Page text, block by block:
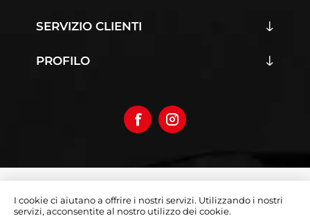
SERVIZIO CLIENTI
PROFILO
Partita Iva 03019070642
I cookie ci aiutano a offrire i nostri servizi. Utilizzando i nostri
servizi, acconsentite al nostro utilizzo dei cookie.